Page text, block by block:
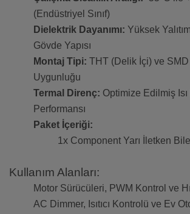
(Endüstriyel Sınıf)
Dielektrik Dayanımı: Yüksek
Gövde Yapısı
Montaj Tipi: THT (Delik İçi) ve
Uygunluğu
Termal Direnç: Optimize Edilmiş Isı
Performansı
Paket İçeriği:
1x Component Yarı İletken
Kullanım Alanları:
Motor Sürücüleri, PWM Kontrol ve
AC Dimmer, Isıtıcı Kontrolü ve Ev